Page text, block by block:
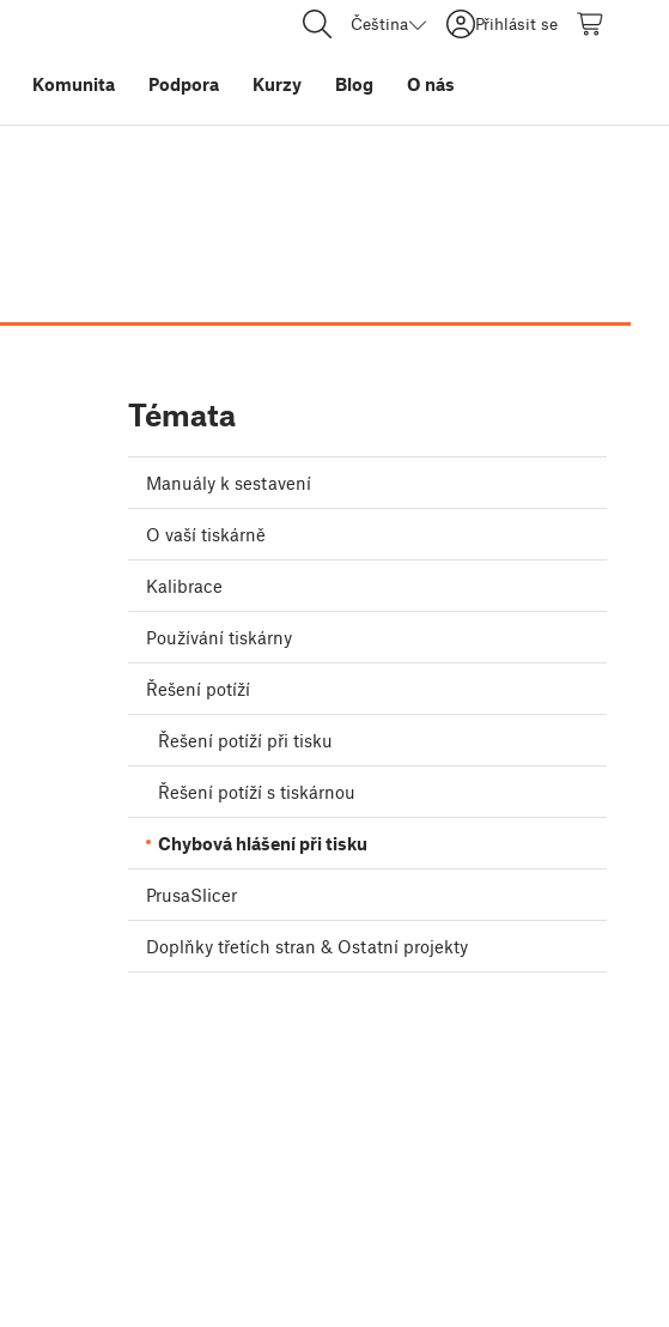
Čeština Přihlásit se
Komunita Podpora Kurzy Blog O nás
Témata
Manuály k sestavení
O vaší tiskárně
Kalibrace
Používání tiskárny
Řešení potíží
Řešení potíží při tisku
Řešení potíží s tiskárnou
Chybová hlášení při tisku
PrusaSlicer
Doplňky třetích stran & Ostatní projekty